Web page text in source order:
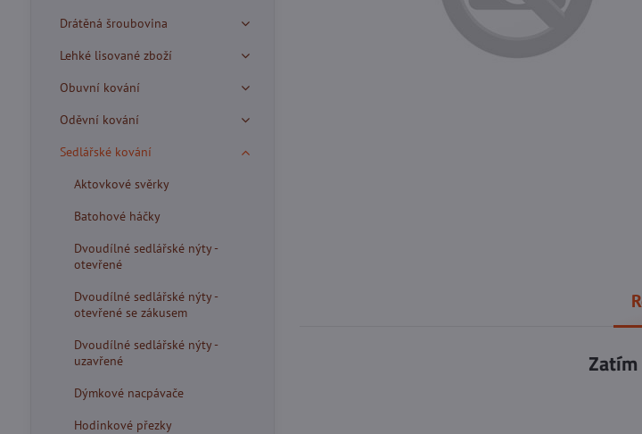
Drátěná šroubovina
Lehké lisované zboží
Obuvní kování
Oděvní kování
Sedlářské kování
Aktovkové svěrky
Batohové háčky
Dvoudílné sedlářské nýty -
otevřené
Dvoudílné sedlářské nýty -
otevřené se zákusem
Dvoudílné sedlářské nýty -
uzavřené
Dýmkové nacpávače
Hodinkové přezky